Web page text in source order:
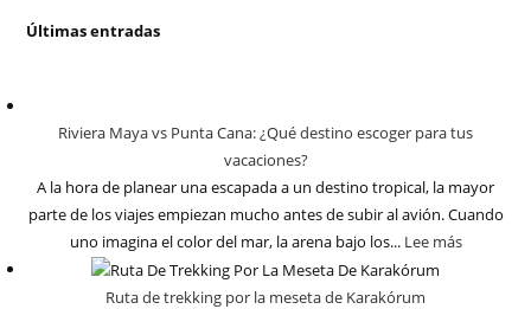
Últimas entradas
Riviera Maya vs Punta Cana: ¿Qué destino escoger para tus
vacaciones?
A la hora de planear una escapada a un destino tropical, la mayor
parte de los viajes empiezan mucho antes de subir al avión. Cuando
uno imagina el color del mar, la arena bajo los... Lee más
Ruta de trekking por la meseta de Karakórum